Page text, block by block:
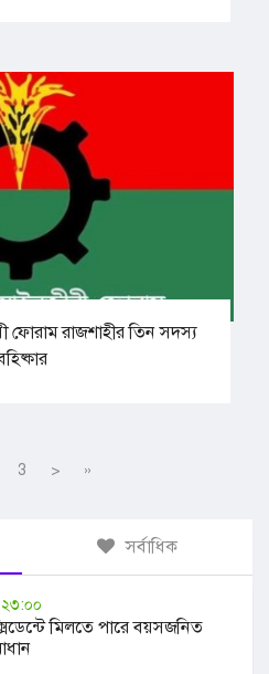
ফোরাম রাজশাহীর তিন সদস্য
3 > »
সর্বাধিক
মিলতে পারে বয়সজনিত